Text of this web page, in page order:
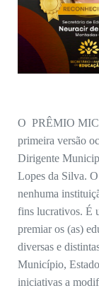
O PRÊMIO
primeira versão
Dirigente
Lopes da Silva.
nenhuma
fins lucrativos. É
premiar os (as)
diversas e
Município,
iniciativas a